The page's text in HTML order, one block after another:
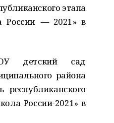
этапа
России — 2021» в
детский сад
района
России-2021» в